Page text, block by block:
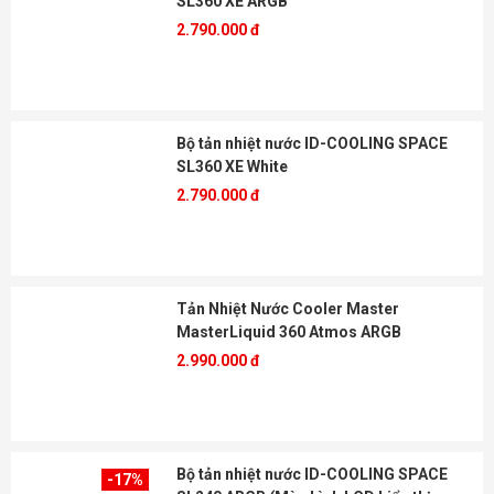
2.790.000 đ
Bộ tản nhiệt nước ID-COOLING SPACE
SL360 XE White
2.790.000 đ
Tản Nhiệt Nước Cooler Master
MasterLiquid 360 Atmos ARGB
2.990.000 đ
-17%
Bộ tản nhiệt nước ID-COOLING SPACE